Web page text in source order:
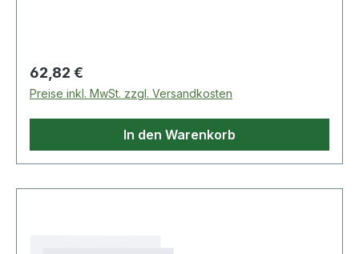
Regulärer Preis:
62,82 €
Preise inkl. MwSt. zzgl. Versandkosten
In den Warenkorb